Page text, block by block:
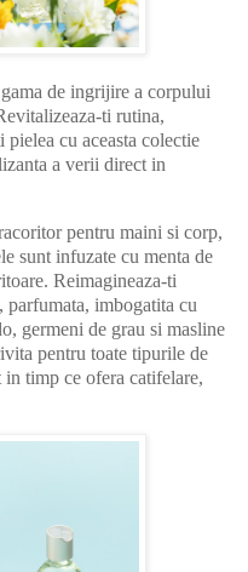
de ingrijire a corpului
ti rutina,
cu aceasta colectie
a verii direct in
pentru maini si corp,
sunt infuzate cu menta de
Reimagineaza-ti
parfumata, imbogatita cu
germeni de grau si masline
pentru toate tipurile de
timp ce ofera catifelare,